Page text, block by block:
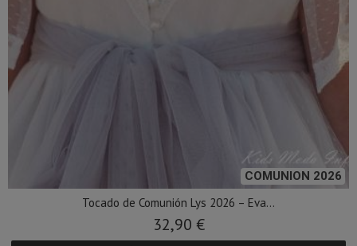
COMUNION 2026
Tocado de Comunión Lys 2026 – Eva...
32,90 €